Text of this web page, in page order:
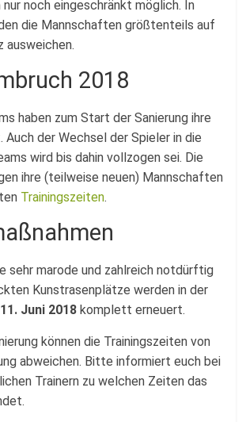
nur noch eingeschränkt möglich. In
die Mannschaften größtenteils auf
ausweichen.
2018
haben zum Start der Sanierung ihre
Auch der Wechsel der Spieler in die
wird bis dahin vollzogen sei. Die
ihre (teilweise neuen) Mannschaften
Trainingszeiten.
sehr marode und zahlreich notdürftig
Kunstrasenplätze werden in der
11. Juni 2018 komplett erneuert.
können die Trainingszeiten von
abweichen. Bitte informiert euch bei
Trainern zu welchen Zeiten das